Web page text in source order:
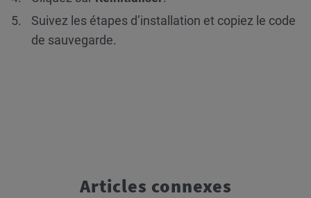
Suivez les étapes d’installation et copiez le code
de sauvegarde.
Articles connexes